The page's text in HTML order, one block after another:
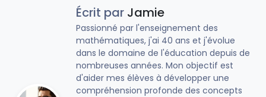
Écrit par Jamie
Passionné par l'enseignement des
mathématiques, j'ai 40 ans et j'évolue
dans le domaine de l'éducation depuis de
nombreuses années. Mon objectif est
d'aider mes élèves à développer une
compréhension profonde des concepts